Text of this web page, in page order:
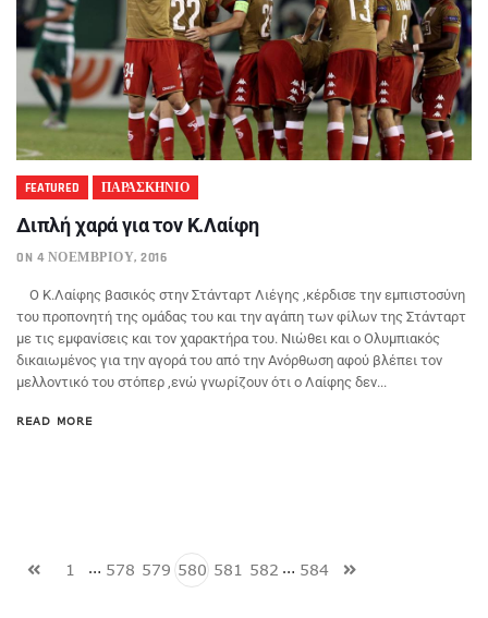
FEATURED ΠΑΡΑΣΚΗΝΙΟ
Διπλή χαρά για τον Κ.Λαίφη
ON 4 ΝΟΕΜΒΡΊΟΥ, 2016
Ο Κ.Λαίφης βασικός στην Στάνταρτ Λιέγης ,κέρδισε την εμπιστοσύνη
του προπονητή της ομάδας του και την αγάπη των φίλων της Στάνταρτ
με τις εμφανίσεις και τον χαρακτήρα του. Νιώθει και ο Ολυμπιακός
δικαιωμένος για την αγορά του από την Ανόρθωση αφού βλέπει τον
μελλοντικό του στόπερ ,ενώ γνωρίζουν ότι ο Λαίφης δεν...
READ MORE
1 … 578 579 580 581 582 … 584